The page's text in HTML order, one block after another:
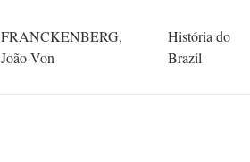
FRANCKENBERG,
João Von
História do
Brazil